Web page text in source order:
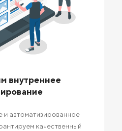
внутреннее
и автоматизированное
качественный